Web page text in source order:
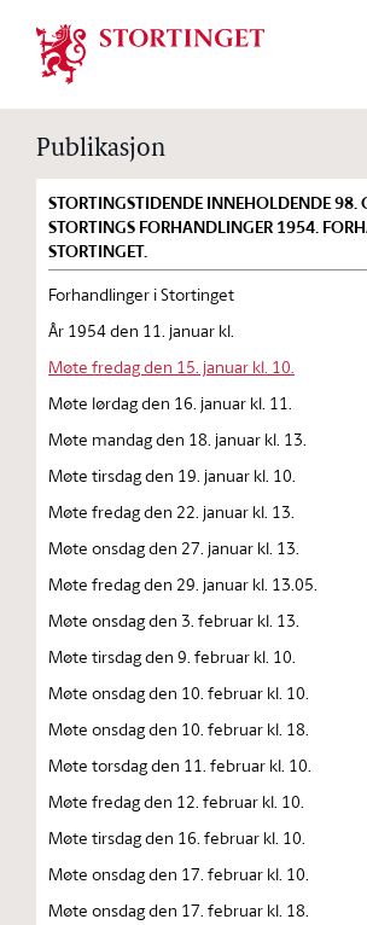
Stortinget.no
Publikasjon
STORTINGSTIDENDE INNEHOLDENDE 98.
STORTINGS FORHANDLINGER 1954.
STORTINGET.
Forhandlinger i Stortinget
År 1954 den 11. januar kl.
Møte fredag den 15. januar kl. 10.
Møte lørdag den 16. januar kl. 11.
Møte mandag den 18. januar kl. 13.
Møte tirsdag den 19. januar kl. 10.
Møte fredag den 22. januar kl. 13.
Møte onsdag den 27. januar kl. 13.
Møte fredag den 29. januar kl. 13.05.
Møte onsdag den 3. februar kl. 13.
Møte tirsdag den 9. februar kl. 10.
Møte onsdag den 10. februar kl. 10.
Møte onsdag den 10. februar kl. 18.
Møte torsdag den 11. februar kl. 10.
Møte fredag den 12. februar kl. 10.
Møte tirsdag den 16. februar kl. 10.
Møte onsdag den 17. februar kl. 10.
Møte onsdag den 17. februar kl. 18.